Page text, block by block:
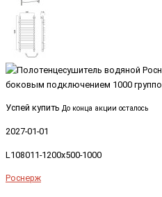
Успей купить До конца акции осталось
2027-01-01
L108011-1200x500-1000
Роснерж